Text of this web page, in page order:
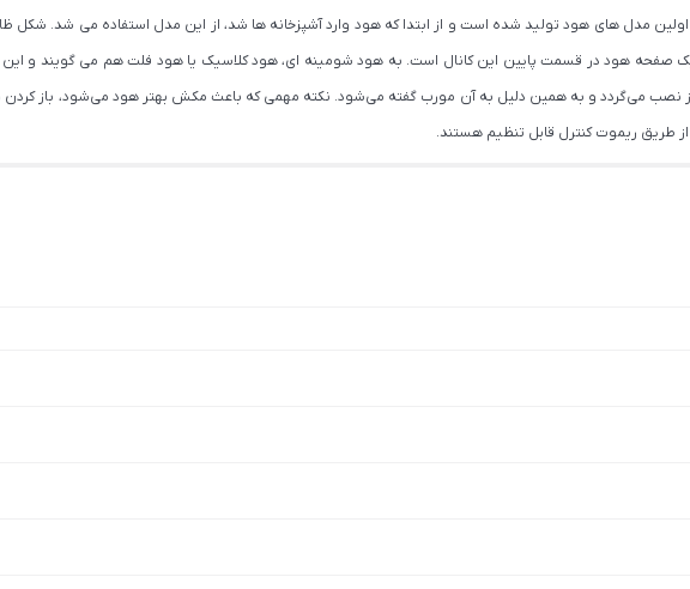
صفحه هود در قسمت پایین این کانال است. به هود شومینه ای، هود کلاسیک یا هود فلت هم می گویند و
می‌شود در زاویه ۴۵ درجه اجاق گاز نصب می‌گردد و به همین دلیل به آن مورب گفته می‌شود. نکته مهمی که باعث مکش بهتر هود
طریق ریموت کنترل قابل تنظیم هستند.